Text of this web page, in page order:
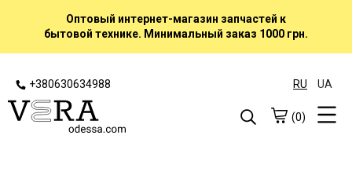
Оптовый интернет-магазин запчастей к
бытовой технике. Минимальный заказ 1000 грн.
+380630634988 RU UA
(0)